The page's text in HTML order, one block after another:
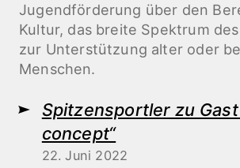
Jugendförderung über den
Kultur, das breite Spektrum
zur Unterstützung alter oder
Menschen.
Spitzensportler zu Gast
concept“
22. Juni 2022